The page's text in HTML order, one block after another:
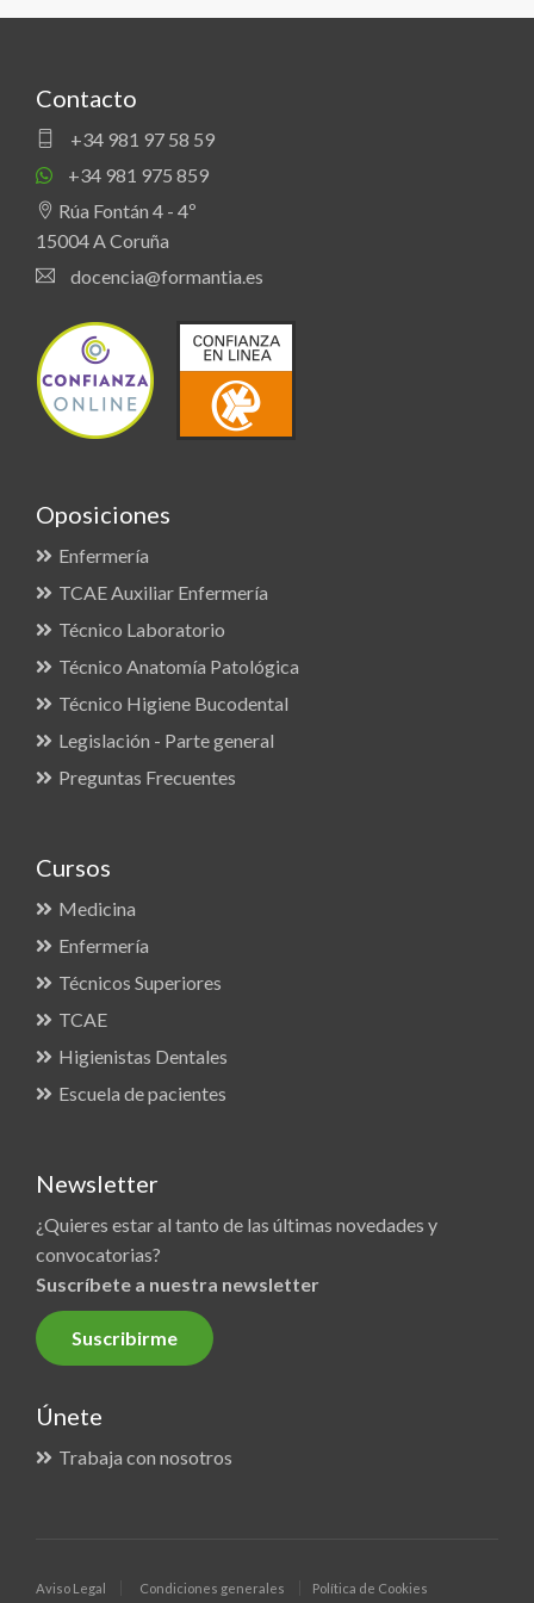
Contacto
+34 981 97 58 59
+34 981 975 859
Rúa Fontán 4 - 4º
15004 A Coruña
docencia@formantia.es
Oposiciones
Enfermería
TCAE Auxiliar Enfermería
Técnico Laboratorio
Técnico Anatomía Patológica
Técnico Higiene Bucodental
Legislación - Parte general
Preguntas Frecuentes
Cursos
Medicina
Enfermería
Técnicos Superiores
TCAE
Higienistas Dentales
Escuela de pacientes
Newsletter
¿Quieres estar al tanto de las últimas novedades y
convocatorias?
Suscríbete a nuestra newsletter
Suscribirme
Únete
Trabaja con nosotros
Aviso Legal Condiciones generales Política de Cookies